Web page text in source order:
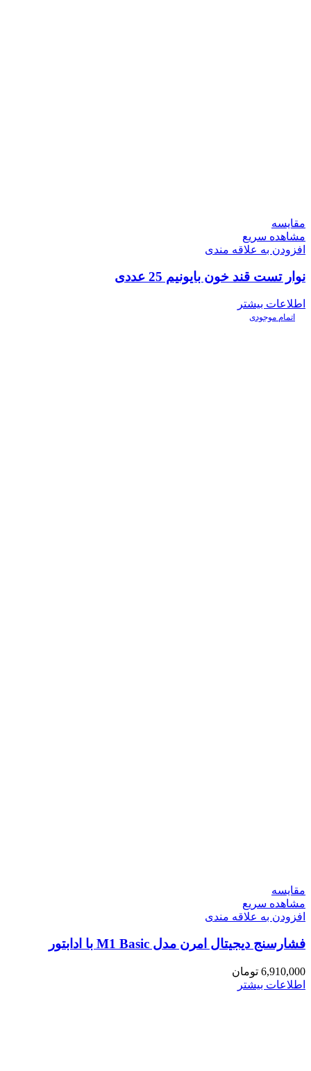
مقایسه
مشاهده سریع
افزودن به علاقه مندی
نوار تست قند خون بایونیم 25 عددی
اطلاعات بیشتر
اتمام موجودی
مقایسه
مشاهده سریع
افزودن به علاقه مندی
فشارسنج دیجیتال امرن مدل M1 Basic با ادابتور
6,910,000 تومان
اطلاعات بیشتر